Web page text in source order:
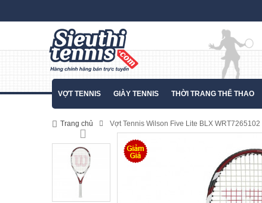
VỢT TENNIS GIÀY TENNIS THỜI TRANG THỂ THAO
Trang chủ Vợt Tennis Wilson Five Lite BLX WRT7265102